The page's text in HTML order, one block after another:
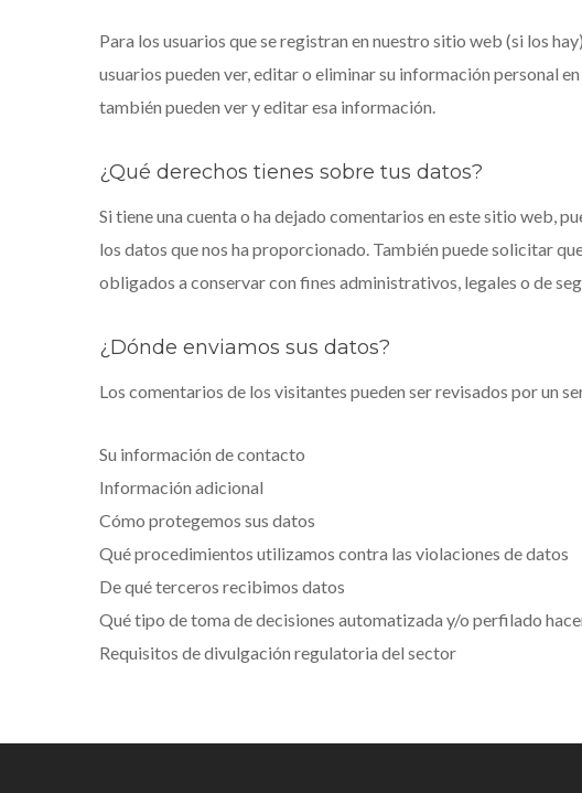
Para los usuarios que se registran en nuestro sitio web (si los
usuarios pueden ver, editar o eliminar su información personal
también pueden ver y editar esa información.
¿Qué derechos tienes sobre tus datos?
Si tiene una cuenta o ha dejado comentarios en este sitio web,
los datos que nos ha proporcionado. También puede solicitar
obligados a conservar con fines administrativos, legales o de
¿Dónde enviamos sus datos?
Los comentarios de los visitantes pueden ser revisados por un
Su información de contacto
Información adicional
Cómo protegemos sus datos
Qué procedimientos utilizamos contra las violaciones de datos
De qué terceros recibimos datos
Qué tipo de toma de decisiones automatizada y/o perfilado
Requisitos de divulgación regulatoria del sector